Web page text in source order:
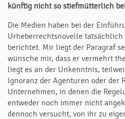
künftig nicht so stiefmütterlich
Die Medien haben bei der
Urheberrechtsnovelle
berichtet. Mir liegt der Paragraf
wünsche mir, dass er vermehrt
liegt es an der Unkenntnis,
Ignoranz der Agenturen oder der
Unternehmen, in denen die
entweder noch immer nicht
dennoch versucht, von ihr zu